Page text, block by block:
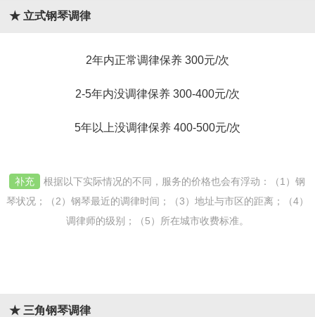
★ 立式钢琴调律
2年内正常调律保养 300元/次
2-5年内没调律保养 300-400元/次
5年以上没调律保养 400-500元/次
补充
根据以下实际情况的不同，服务的价格也会有浮动：（1）钢
琴状况；（2）钢琴最近的调律时间；（3）地址与市区的距离；（4）
调律师的级别；（5）所在城市收费标准。
★ 三角钢琴调律